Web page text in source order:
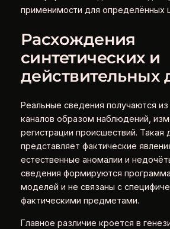
применимости для определённых
Расхождения
синтетических и
действительных
Реальные сведения получаются
каналов образом наблюдений,
регистрации происшествий. Такая
представляет фактические
естественные аномалии и
сведения формируются
моделей и не связаны с
фактическими предметами.
Главное различие кроется в